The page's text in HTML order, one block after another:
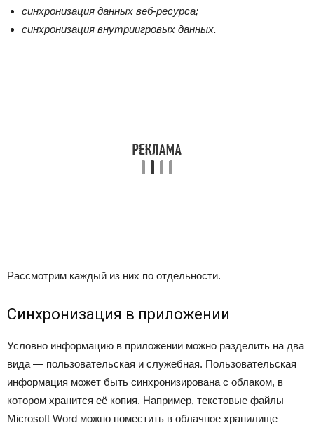
синхронизация данных веб-ресурса;
синхронизация внутриигровых данных.
Рассмотрим каждый из них по отдельности.
Синхронизация в приложении
Условно информацию в приложении можно разделить на два
вида — пользовательская и служебная. Пользовательская
информация может быть синхронизирована с облаком, в
котором хранится её копия. Например, текстовые файлы
Microsoft Word можно поместить в облачное хранилище